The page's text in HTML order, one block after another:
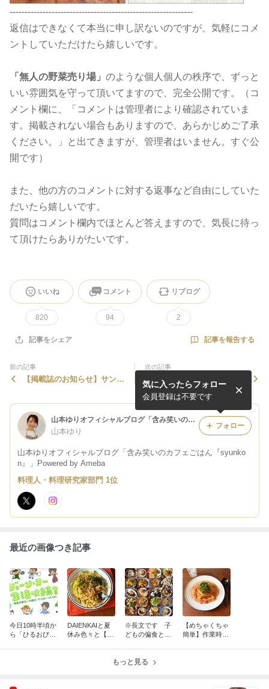
-------------------------------------------------------------
返信はできなくて本当に申し訳ないのですが、気軽にコメ
ントしていただけたら嬉しいです。
「無人の野菜売り場」 のような個人個人の秩序で、ずっと
いい雰囲気を守って頂いてますので、完全公開です。（コ
メント欄に、「コメントは管理者により確認されていま
す。掲載されない場合もありますので、あらかじめご了承
ください。」と出てきますが、管理者はいません。すぐ公
開です）
また、他の方のコメントに対する返事など自由にしていた
だいたら嬉しいです。
質問はコメント欄内でほとんど答えますので、気長に待っ
て頂けたらありがたいです。
いいね
820
コメント
94
リブログ
2
記事をシェア 記事を報告する
前の記事
【掲載誌のお知らせ】サンキ
次の記事
ごいちの結婚パーティーにい
つものメンバーでいきました
山本ゆりオフィシャルブログ「含み笑いのカフェごはん『syunkon』」Powered by Ameba
山本ゆり
山本ゆりオフィシャルブログ「含み笑いのカフェごはん『syunko
n』」Powered by Ameba
気に入ったらフォロー
会員登録は不要です
フォロー
料理人・料理研究家部門 1位
最近の画像つき記事
今日10時半頃か
ら「ひるおび」
DAIENKAIと夏
休み色々と【包
※長文です 子
どもの偏食とか
り切るレシピ】
【めちゃくちゃ
簡単】作業時間
もっと見る